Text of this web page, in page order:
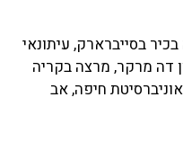
בסייברארק, עיתונאי
דה מרקר, מרצה בקריה
חיפה, אב